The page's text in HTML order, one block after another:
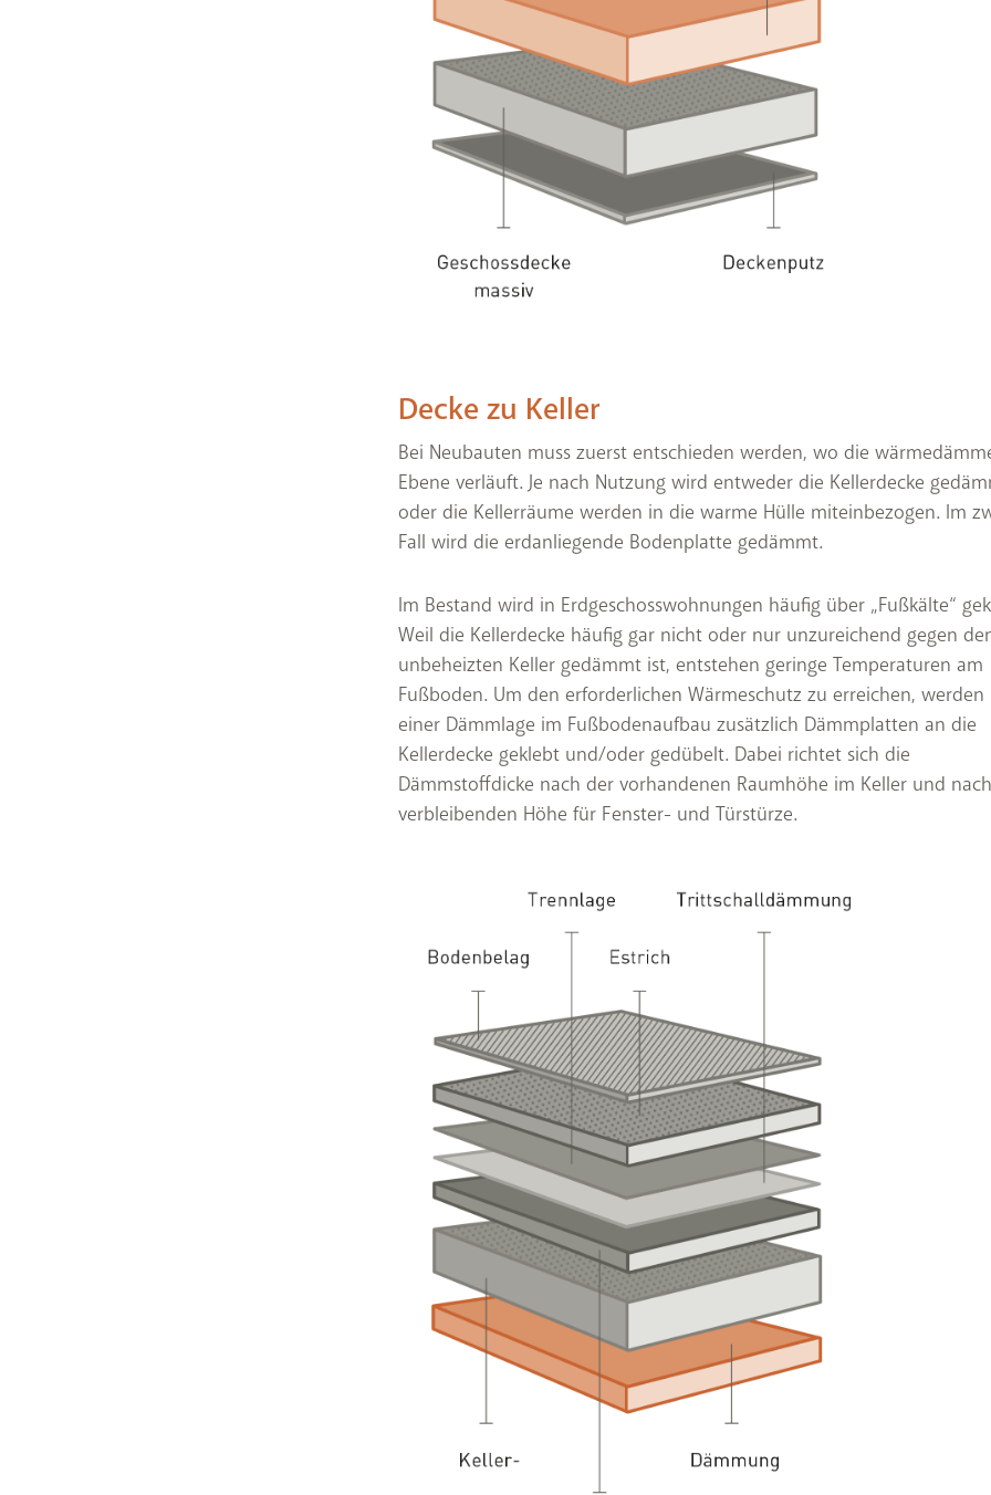
Decke zu Keller
Bei Neubauten muss zuerst entschieden werden, wo die
Ebene verläuft. Je nach Nutzung wird entweder die Kellerdecke
oder die Kellerräume werden in die warme Hülle miteinbezogen. Im
Fall wird die erdanliegende Bodenplatte gedämmt.
Im Bestand wird in Erdgeschosswohnungen häufig über „Fußkälte“
Weil die Kellerdecke häufig gar nicht oder nur unzureichend gegen
unbeheizten Keller gedämmt ist, entstehen geringe Temperaturen am
Fußboden. Um den erforderlichen Wärmeschutz zu erreichen, werden
einer Dämmlage im Fußbodenaufbau zusätzlich Dämmplatten an die
Kellerdecke geklebt und/oder gedübelt. Dabei richtet sich die
Dämmstoffdicke nach der vorhandenen Raumhöhe im Keller und
verbleibenden Höhe für Fenster- und Türstürze.